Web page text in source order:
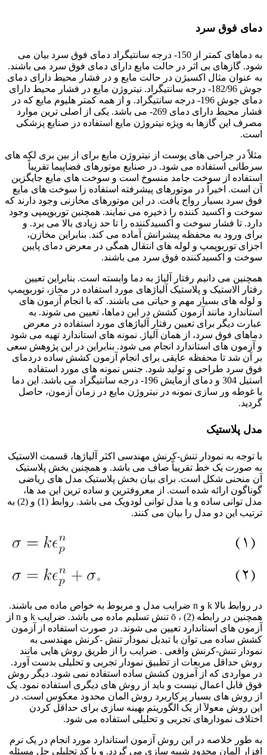
دمای فوق سرد
به دماهای کمتر از 150- درجه سانتیگراد دمای فوق سرد بیان می
شود. گازهای بی اثر در حالت مایع دارای دمای فوق سرد می باشند.
به عنوان مثال اکسیژن در حالت مایع و در فشار محیط دارای دمای
جوش 182/96- درجه سانتیگراد. نیتروژن مایع در فشار محیط دارای
دمای جوش 196- درجه سانتیگراد. و از همه کمتر هلیوم مایع که در
فشار محیط دارای دمای 269- می باشد. یکی از اصلی ترین موارد
مصرف این گازها به ویژه نیتروژن مایع استفاده در صنایع پزشکی
است.
مثلاً در جراحی های پوست از نیتروژن مایع برای از بین بری لکه های
سرطانی استفاده می شود. در صنایع موتورهای فضاپیما تقریباً
استفاده از سوخت جامد منسوخ است و سوخت های مایع جایگزین
آن است. اخیراً در موتورهای پیشرفته استفاده زا سوخت های مایع
فوق سرد بسیار رواج یافت. در این موتورهای مخازنی وجود دارند که
سوخت و اکسید کننده را ذخیره می نمایند. همچنین توربوپمپی وجود
دارد. تا فشار سوخت و اکسیدکننده را تا حد زیادی بالا می برد. و
برای ورود به محفظه پیشرانش آماده می کند. بنابراین مخازن،
اجزای توربوپمپ و لوله های انتقال همگی در معرض دمای پایین
سوخت و اکسیدکننده فوق سرد می باشند.
همچنین می دانیم رفتار آلیاژ به دما وابسته است. بنابراین تعیین
رفتار الاستیک و پلاستیک آلیاژهای مورد استفاده در مخاز، توربوپمپ
و لوله های بسیار مهم و حیاتی می باشند. که با انجام آزمون های
استاندارد مانند آزمون کشش در این دماها، تعیین می شوند. به
عبارت دیگر برای تعیین رفتار آلیاژهای مورد استفاده در معرض
دماهای فوق سرد، از همان آلیاژ. نمونه های استاندارد تهیه می شود
و آزمون های استاندارد انجام می شود. بنابراین در این پژوهش سعی
بر آن شد تا محفظه عایقی برای انجام آزمون کشش ساده دردمای
فوق سرد طراحی و تولید شود. جنس نمونه های مورد استفاده
استیل 304 و دمای آزمایش 196- درجه سانتیگراد می باشد. این دما
با غوطه ور سازی نمونه در نیتروژن مایع در زمان آزمون، حاصل
گردید.
مدل پلاستیک
با توجه به نمودار تنش-کرنش مهندسی اکثر آلیاژها، قسمت الاستیک
به صورت یک خط تقریباً صاف می باشد. و همچنین بخش پلاستیک
آن منحنی شکل است. برای بیان بخش پلاستیک مدل های ریاضی
گوناگون ارائه شده است. از معروفترین و ساده ترین این مد ها،
مدل توانی ساده و یا مدل توانی لودویک می باشد. روابط (1) و (2) به
ترتیب این دو مدل را بیان می کنند.
در روابط بالا k و n ضرایب مدل و مربوط به خواص ماده می باشند.
همچنین در رابطه (2) ، ō تنش تسلیم ماده می باشد. ضرایب k و n از
آزمون های استاندارد تعیین می شوند. در صورت استفاده از آزمون
کشش ساده می توان با تبدیل نمودار تنش -کرنش مهندسی به
نمودار تنش-کرنش واقعی . ضرایب را از طریق روش هایی مانند
روش حداقل مربعات از تطبیق نمودار تجربی و تحلیلی بدست آورد.
در مواردی که از آمزون کشش ساده استفاده نمی شود. دیگر روش
فوق قابل اعمال نیست و باید از روش های دیگری استفاده نمود. یک
از روش های بسیار پرکاربرد روش المان محدود معکوس است. در
این روش معولاَ از یک الگوریتم بهینه سازی برای حداقل کردن
اختلاف نمودارهای تجربی و تحلیلی استفاده می شود.
به طور خلاصه در این روش آزمون استاندارد مورد انجام در یک نرم
افزار المان محدود شبیه سازی می گردد. و یا کد تحلیلی حل مسئله